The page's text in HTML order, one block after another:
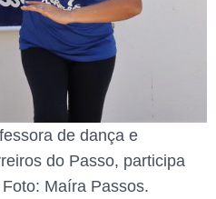
de dança e
do Passo, participa
Maíra Passos.